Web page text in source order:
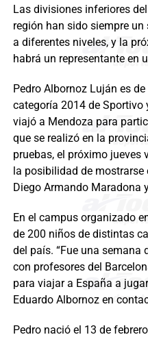
Las divisiones inferiores
región han sido siempre
a diferentes niveles, y la
habrá un representante en
Pedro Albornoz Luján es
categoría 2014 de Sportivo
viajó a Mendoza para
que se realizó en la
pruebas, el próximo jueves
la posibilidad de mostrarse
Diego Armando Maradona
En el campus organizado
de 200 niños de distintas
del país. “Fue una semana
con profesores del
para viajar a España a
Eduardo Albornoz en
Pedro nació el 13 de